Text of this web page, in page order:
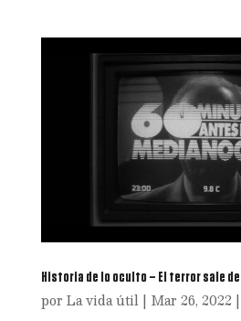
Historia de lo oculto – El terror sale
por La vida útil| Mar 26, 2022 |